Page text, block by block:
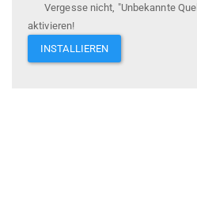
Vergesse nicht, "Unbekannte
aktivieren!
INSTALLIEREN